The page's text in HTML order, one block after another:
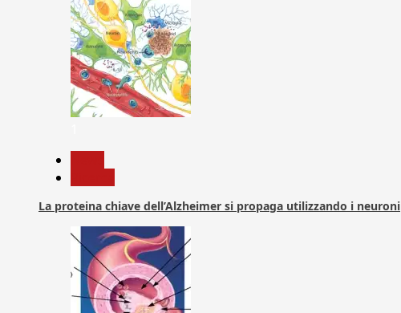
La proteina chiave dell’Alzheimer si propaga utilizzando i neuroni